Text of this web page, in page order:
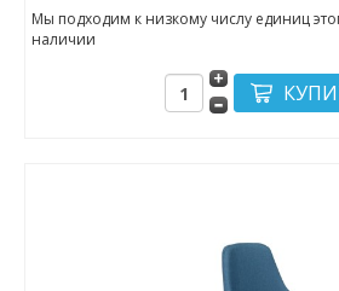
Мы подходим к низкому числу единиц
наличии